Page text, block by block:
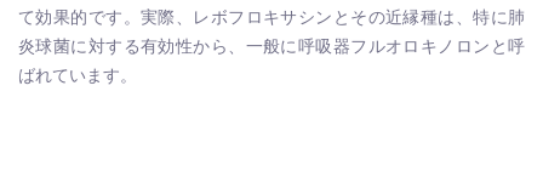
て効果的です。実際、レボフロキサシンとその近縁種は、特に肺
炎球菌に対する有効性から、一般に呼吸器フルオロキノロンと呼
ばれています。